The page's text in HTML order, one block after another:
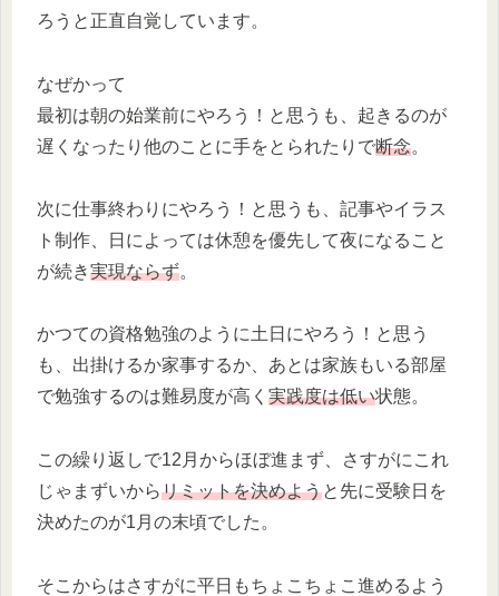
ろうと正直自覚しています。
なぜかって
最初は朝の始業前にやろう！と思うも、起きるのが
遅くなったり他のことに手をとられたりで断念。
次に仕事終わりにやろう！と思うも、記事やイラス
ト制作、日によっては休憩を優先して夜になること
が続き実現ならず。
かつての資格勉強のように土日にやろう！と思う
も、出掛けるか家事するか、あとは家族もいる部屋
で勉強するのは難易度が高く 実践度は低い状態。
この繰り返しで12月からほぼ進まず、さすがにこれ
じゃまずいからリミットを決めようと先に受験日を
決めたのが1月の末頃でした。
そこからはさすがに平日もちょこちょこ進めるよう